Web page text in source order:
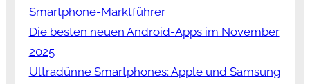
Smartphone-Marktführer
Die besten neuen Android-Apps im November
2025
Ultradünne Smartphones: Apple und Samsung